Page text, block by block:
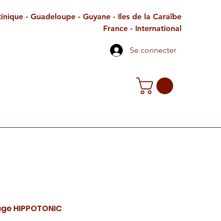
- Guadeloupe - Guyane - Iles de la Caraïbe
France - International
Se connecter
HIPPOTONIC